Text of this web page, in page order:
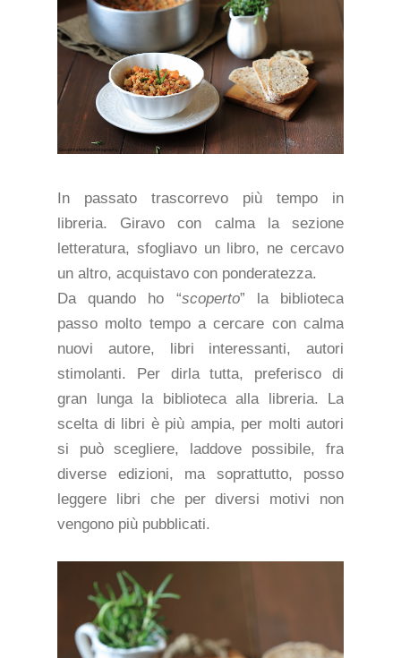
In passato trascorrevo più tempo in
libreria. Giravo con calma la sezione
letteratura, sfogliavo un libro, ne cercavo
un altro, acquistavo con ponderatezza.
Da quando ho “scoperto” la biblioteca
passo molto tempo a cercare con calma
nuovi autore, libri interessanti, autori
stimolanti. Per dirla tutta, preferisco di
gran lunga la biblioteca alla libreria. La
scelta di libri è più ampia, per molti autori
si può scegliere, laddove possibile, fra
diverse edizioni, ma soprattutto, posso
leggere libri che per diversi motivi non
vengono più pubblicati.